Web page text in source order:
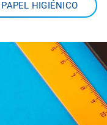
HIGIÉNICO